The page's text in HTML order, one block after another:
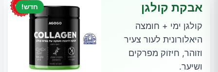
חדש! אבקת קולגן
קולגן ימי + חומצה
היאלורונית לעור צעיר
וזוהר, חיזוק מפרקים
ושיער.